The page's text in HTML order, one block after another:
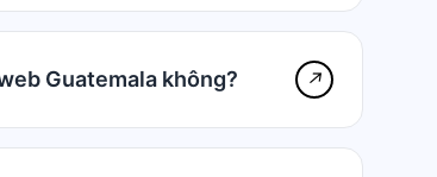
Guatemala không? ↗